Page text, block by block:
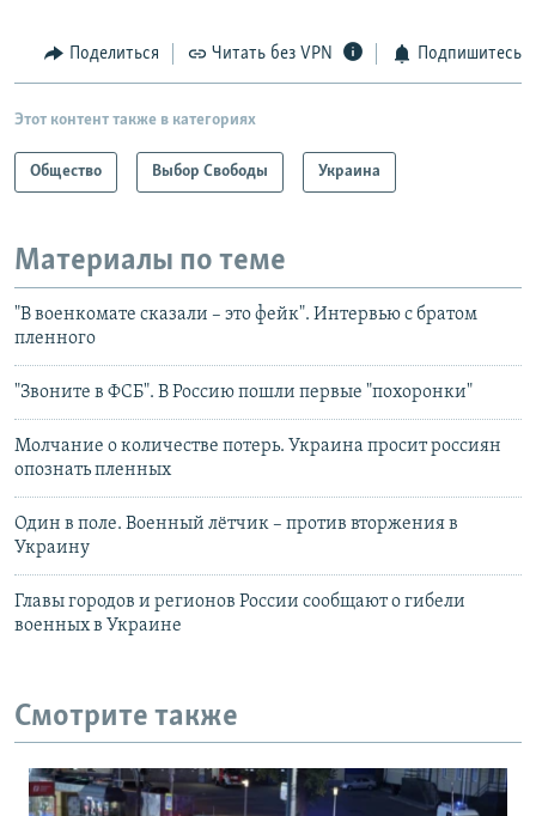
Поделиться Читать без VPN Подпишитесь
Этот контент также в категориях
Общество Выбор Свободы Украина
Материалы по теме
"В военкомате сказали – это фейк". Интервью с братом
пленного
"Звоните в ФСБ". В Россию пошли первые "похоронки"
Молчание о количестве потерь. Украина просит россиян
опознать пленных
Один в поле. Военный лётчик – против вторжения в
Украину
Главы городов и регионов России сообщают о гибели
военных в Украине
Смотрите также